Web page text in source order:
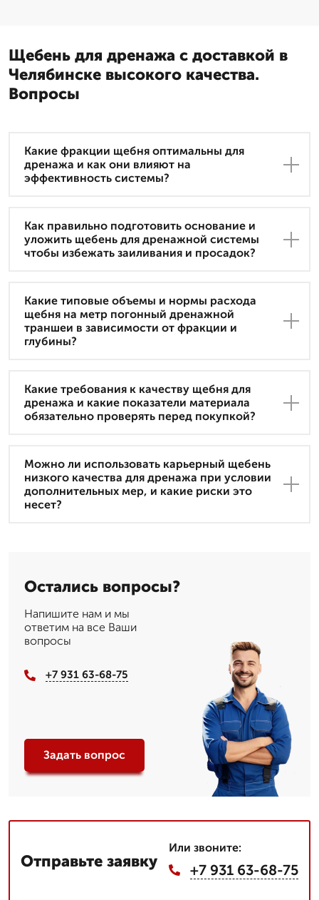
Щебень для дренажа с доставкой в
Челябинске высокого качества.
Вопросы
Какие фракции щебня оптимальны для
дренажа и как они влияют на
эффективность системы?
Как правильно подготовить основание и
уложить щебень для дренажной системы
чтобы избежать заиливания и просадок?
Какие типовые объемы и нормы расхода
щебня на метр погонный дренажной
траншеи в зависимости от фракции и
глубины?
Какие требования к качеству щебня для
дренажа и какие показатели материала
обязательно проверять перед покупкой?
Можно ли использовать карьерный щебень
низкого качества для дренажа при условии
дополнительных мер, и какие риски это
несет?
Остались вопросы?
Напишите нам и мы
ответим на все Ваши
вопросы
+7 931 63-68-75
Задать вопрос
Отправьте заявку
Или звоните:
+7 931 63-68-75